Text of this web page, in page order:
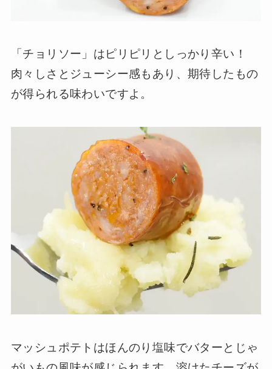
「チョリソー」はピリピリとしっかり辛い！
肉々しさとジューシー感もあり、期待したもの
が得られる味わいですよ。
マッシュポテトはほんのり塩味でバターとじゃ